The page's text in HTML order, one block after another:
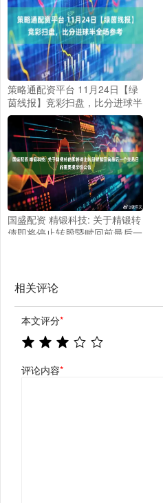
策略通配资平台 11月24日【绿
茵线报】竞彩扫盘，比分进球半
全场参考
国盛配资 精锻科技: 关于精锻转
债即将停止转股暨赎回前最后一
相关评论
本文评分*
评论内容*